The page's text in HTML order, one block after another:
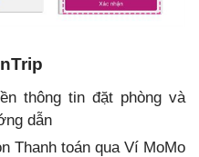
thông tin đặt phòng và
dẫn
Thanh toán qua Ví MoMo